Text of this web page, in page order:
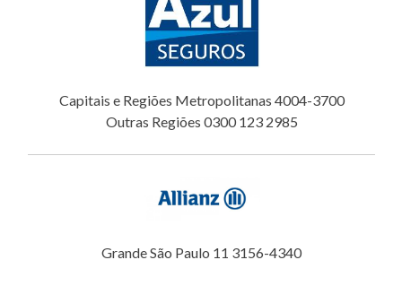
Capitais e Regiões Metropolitanas 4004-3700
Outras Regiões 0300 123 2985
Grande São Paulo 11 3156-4340